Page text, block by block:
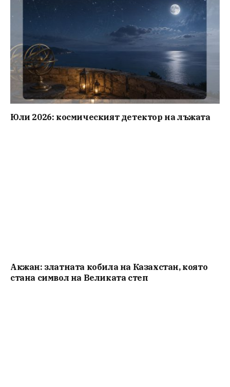
Юли 2026: космическият детектор на лъжата
Акжан: златната кобила на Казахстан, която
стана символ на Великата степ